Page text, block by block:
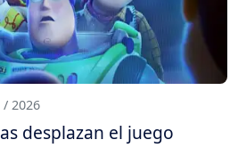
/ 2026
desplazan el juego